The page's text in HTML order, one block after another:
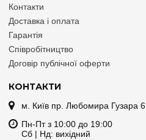
КОНТАКТИ
м. Київ пр. Любомира Гузара 6
Пн-Пт з 10:00 до 19:00
Сб | Нд: вихідний
Контакти
Доставка і оплата
Гарантія
Співробітництво
Договір публічної оферти